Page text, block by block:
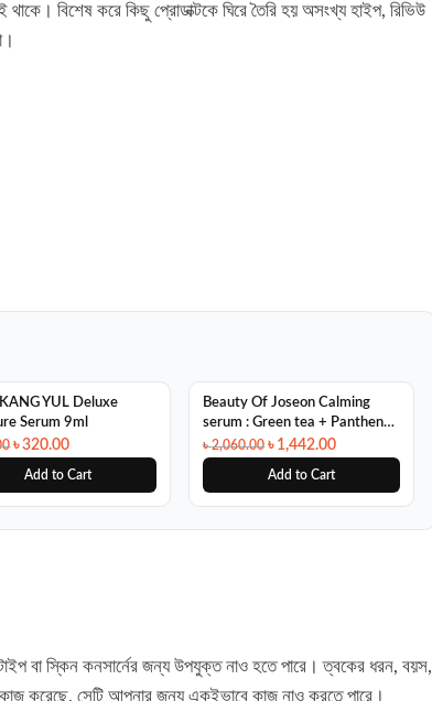
বিশেষ করে কিছু প্রোডাক্টকে ঘিরে তৈরি হয় অসংখ্য হাইপ, রিভিউ
YUL Deluxe
Serum 9ml
৳320.00
Add to Cart
SALE
Beauty Of Joseon Calming
serum : Green tea + Panthenol
30ml
৳2,060.00 ৳ 1,442.00
Add to Cart
বা স্কিন কনসার্নের জন্য উপযুক্ত নাও হতে পারে। ত্বকের ধরন, বয়স,
করেছে, সেটি আপনার জন্য একইভাবে কাজ নাও করতে পারে।